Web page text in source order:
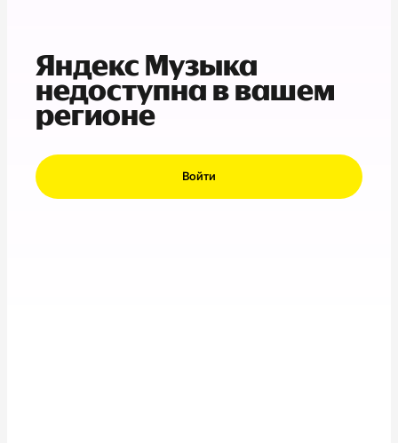
Яндекс Музыка
недоступна в вашем
регионе
Войти